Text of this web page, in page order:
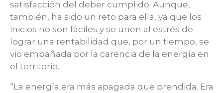
satisfacción del deber cumplido. Aunque,
también, ha sido un reto para ella, ya que los
inicios no son fáciles y se unen al estrés de
lograr una rentabilidad que, por un tiempo, se
vio empañada por la carencia de la energía en
el territorio.
“La energía era más apagada que prendida. Era